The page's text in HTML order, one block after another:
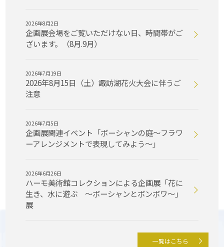
2026年8月2日
企画展会場をご覧いただけない日、時間帯がご
ざいます。（8月.9月）
2026年7月19日
2026年8月15日（土）諏訪湖花火大会に伴うご
注意
2026年7月5日
企画展関連イベント「ボーシャンの庭〜フラワ
ーアレンジメントで表現してみよう〜」
2026年6月26日
ハーモ美術館コレクションによる企画展「花に
生き、水に遊ぶ 〜ボーシャンとボンボワ〜」
展
一覧はこちら